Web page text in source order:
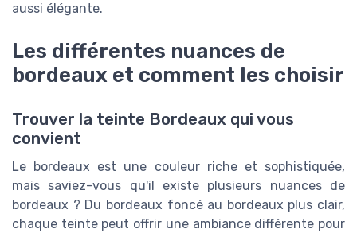
aussi élégante.
Les différentes nuances de
bordeaux et comment les choisir
Trouver la teinte Bordeaux qui vous
convient
Le bordeaux est une couleur riche et sophistiquée,
mais saviez-vous qu'il existe plusieurs nuances de
bordeaux ? Du bordeaux foncé au bordeaux plus clair,
chaque teinte peut offrir une ambiance différente pour